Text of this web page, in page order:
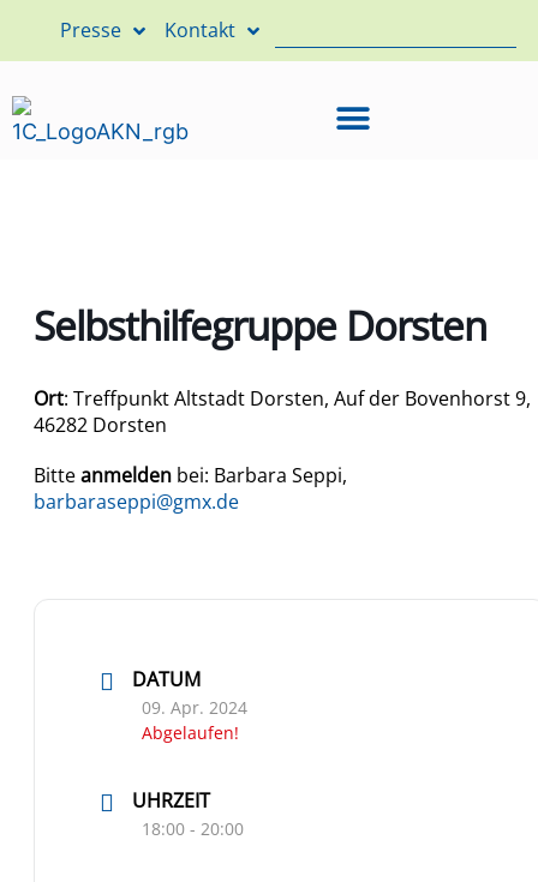
Presse Kontakt
Selbsthilfegruppe Dorsten
Ort: Treffpunkt Altstadt Dorsten, Auf der Bovenhorst 9,
46282 Dorsten
Bitteanmeldenbei: Barbara Seppi,
barbaraseppi@gmx.de
DATUM
09. Apr. 2024
Abgelaufen!
UHRZEIT
18:00 - 20:00